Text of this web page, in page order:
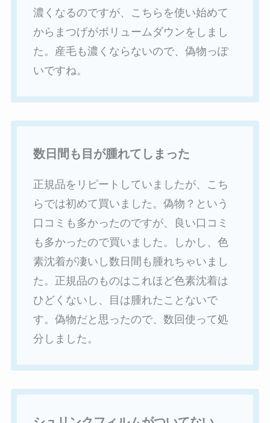
濃くなるのですが、こちらを使い始めて
からまつげがボリュームダウンをしまし
た。産毛も濃くならないので、偽物っぽ
いですね。
数日間も目が腫れてしまった
正規品をリピートしていましたが、こち
らでは初めて買いました。偽物？という
口コミも多かったのですが、良い口コミ
も多かったので買いました。しかし、色
素沈着が凄いし数日間も腫れちゃいまし
た。正規品のものはこれほど色素沈着は
ひどくないし、目は腫れたことないで
す。偽物だと思ったので、数回使って処
分しました。